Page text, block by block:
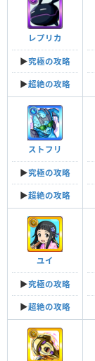
レプリカ
▶︎究極の攻略
▶︎超絶の攻略
ストフリ
▶︎究極の攻略
▶︎超絶の攻略
ユイ
▶︎究極の攻略
▶︎超絶の攻略